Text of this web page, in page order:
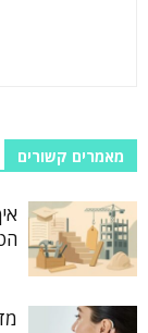
מאמרים קשורים